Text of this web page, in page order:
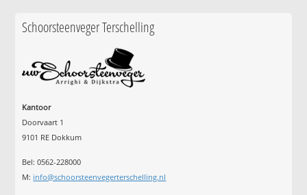
Schoorsteenveger Terschelling
Kantoor
Doorvaart 1
9101 RE Dokkum
Bel: 0562-228000
M: info@schoorsteenvegerterschelling.nl